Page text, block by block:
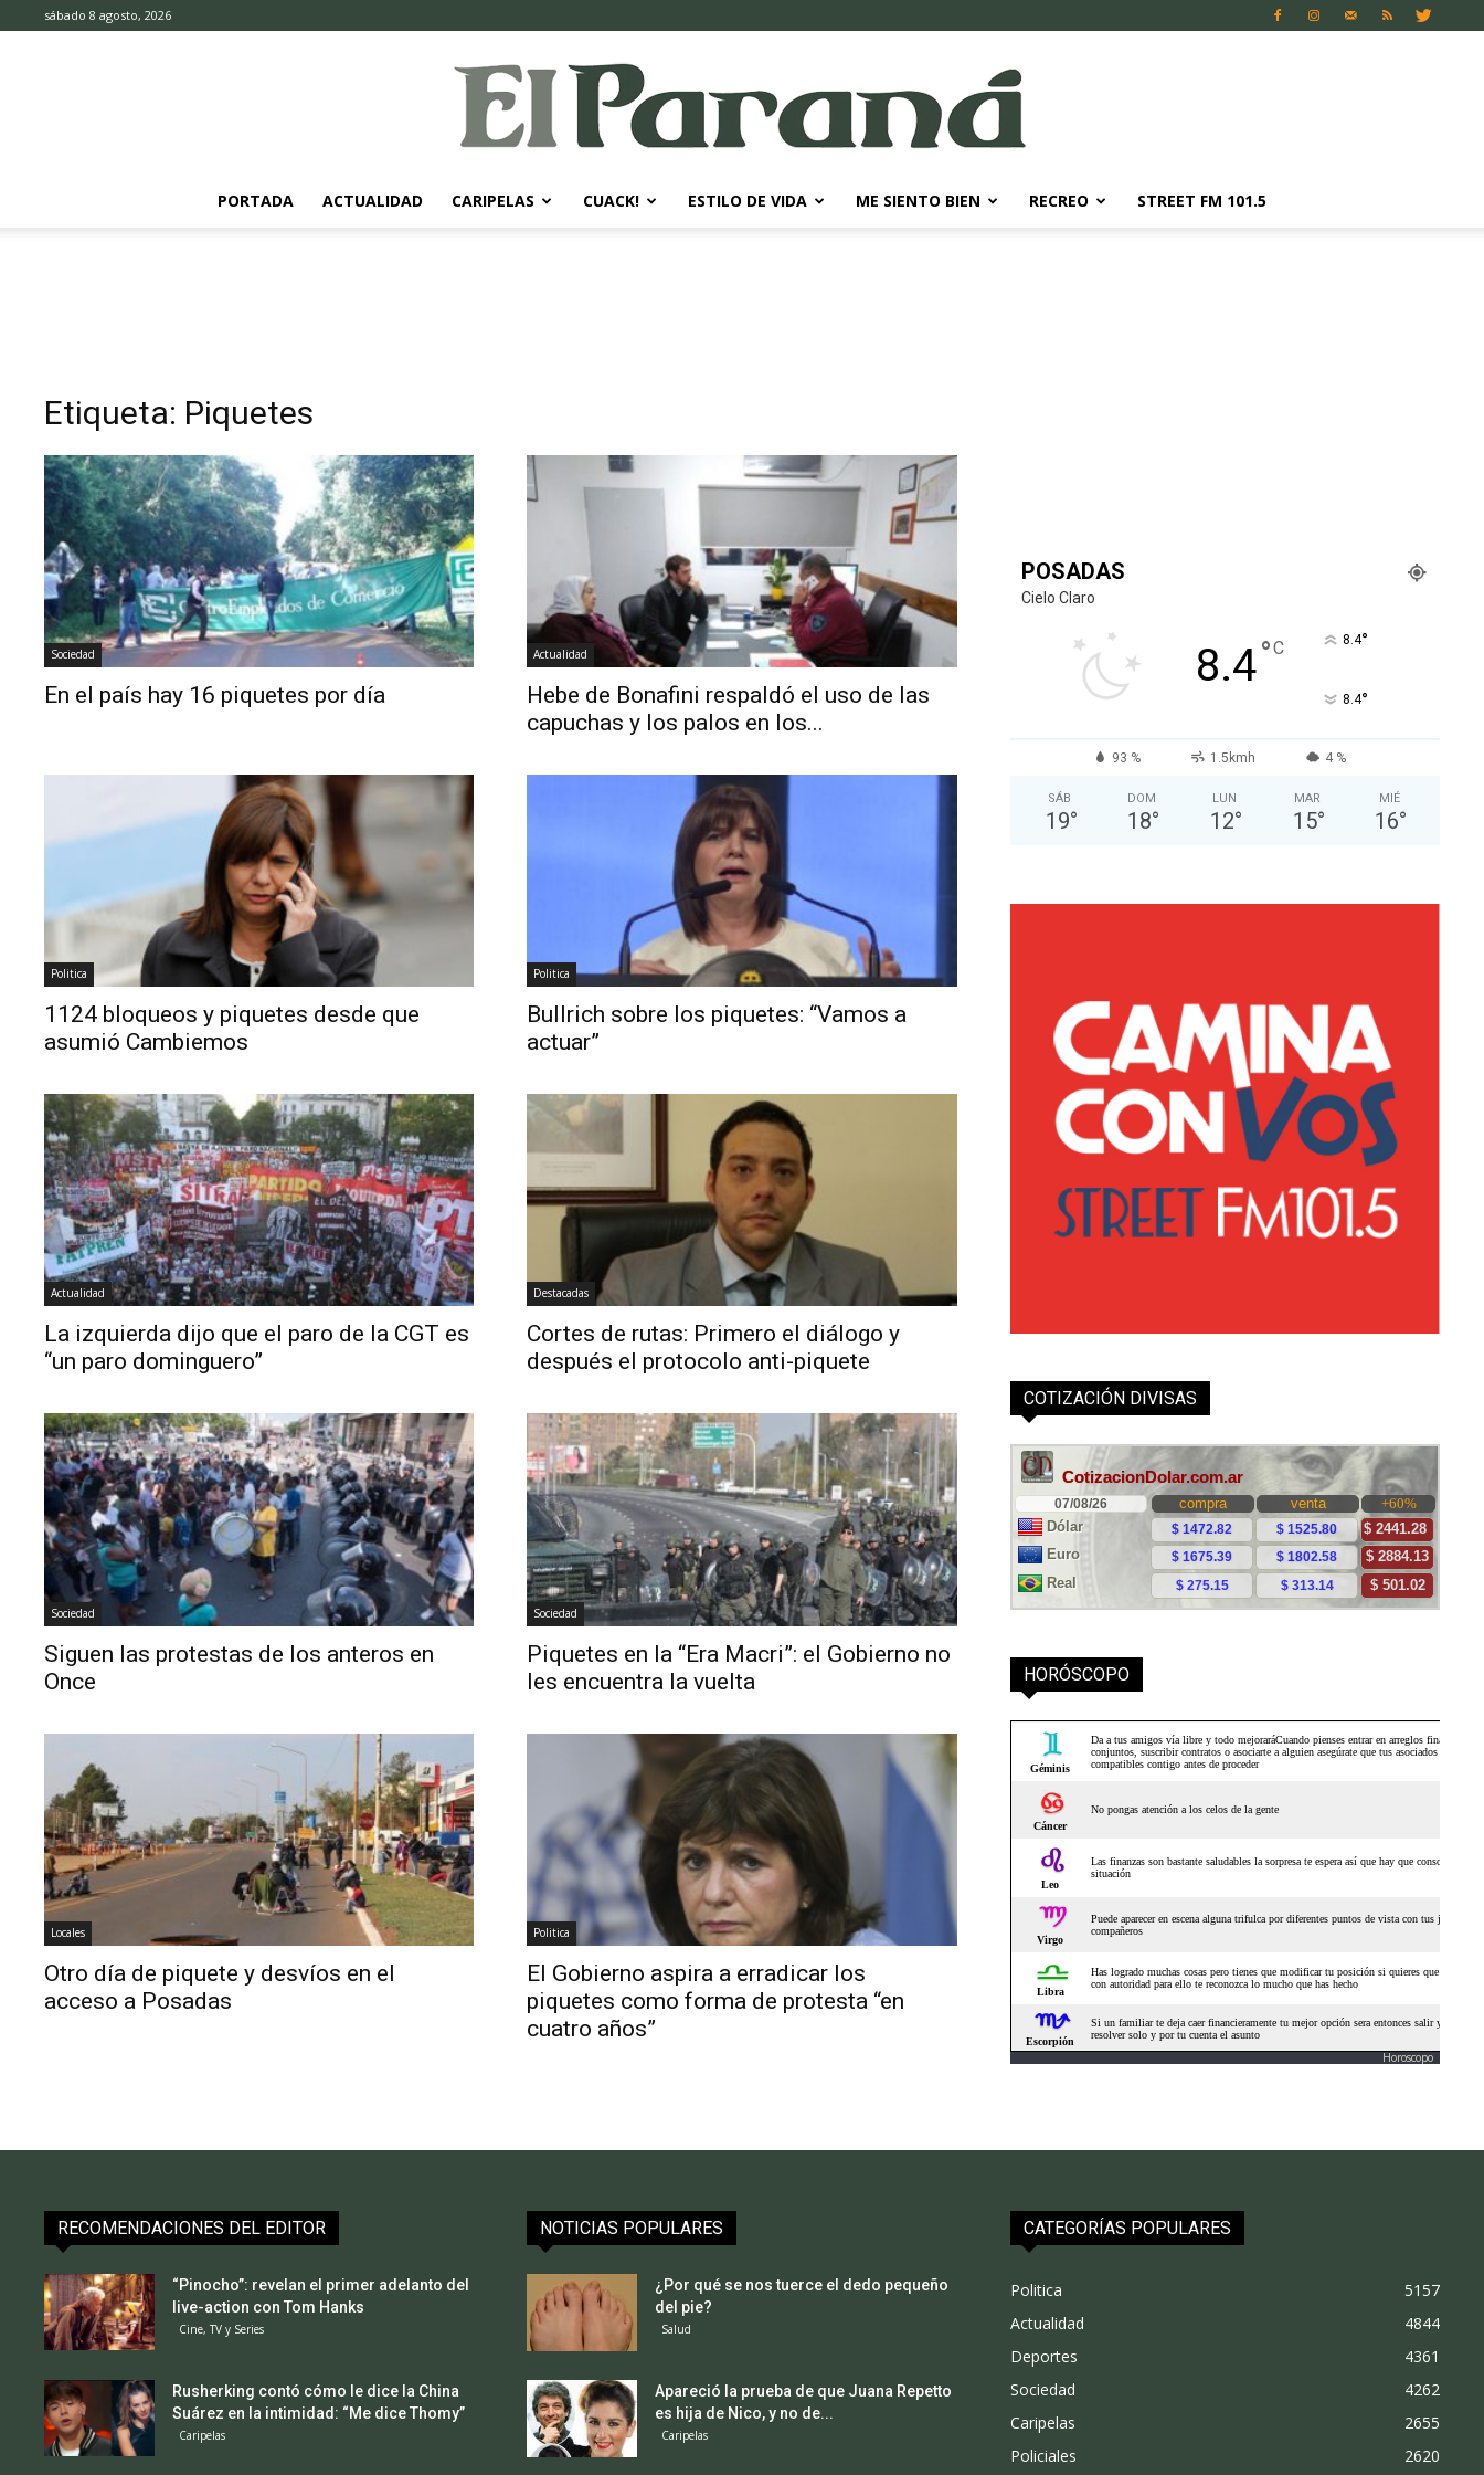
sábado 8 agosto, 2026
PORTADA ACTUALIDAD CARIPELAS CUACK! ESTILO DE VIDA ME SIENTO BIEN RECREO STREET FM 101.5
Etiqueta: Piquetes
Sociedad
En el país hay 16 piquetes por día
Actualidad
Hebe de Bonafini respaldó el uso de las
capuchas y los palos en los...
Politica
1124 bloqueos y piquetes desde que
asumió Cambiemos
Politica
Bullrich sobre los piquetes: “Vamos a
actuar”
Actualidad
La izquierda dijo que el paro de la CGT es
“un paro dominguero”
Destacadas
Cortes de rutas: Primero el diálogo y
después el protocolo anti-piquete
Sociedad
Siguen las protestas de los anteros en
Once
Sociedad
Piquetes en la “Era Macri”: el Gobierno no
les encuentra la vuelta
Locales
Otro día de piquete y desvíos en el
acceso a Posadas
Politica
El Gobierno aspira a erradicar los
piquetes como forma de protesta “en
cuatro años”
POSADAS
Cielo Claro
8.4°C 8.4°
8.4°
93 % 1.5kmh 4 %
SÁB
19°
DOM
18°
LUN
12°
MAR
15°
MIÉ
16°
COTIZACIÓN DIVISAS
HORÓSCOPO
Horoscopo
RECOMENDACIONES DEL EDITOR
“Pinocho”: revelan el primer adelanto del
live-action con Tom Hanks
Cine, TV y Series
Rusherking contó cómo le dice la China
Suárez en la intimidad: “Me dice Thomy”
Caripelas
NOTICIAS POPULARES
¿Por qué se nos tuerce el dedo pequeño
del pie?
Salud
Apareció la prueba de que Juana Repetto
es hija de Nico, y no de...
Caripelas
CATEGORÍAS POPULARES
Politica
5157
Actualidad
4844
Deportes
4361
Sociedad
4262
Caripelas
2655
Policiales
2620